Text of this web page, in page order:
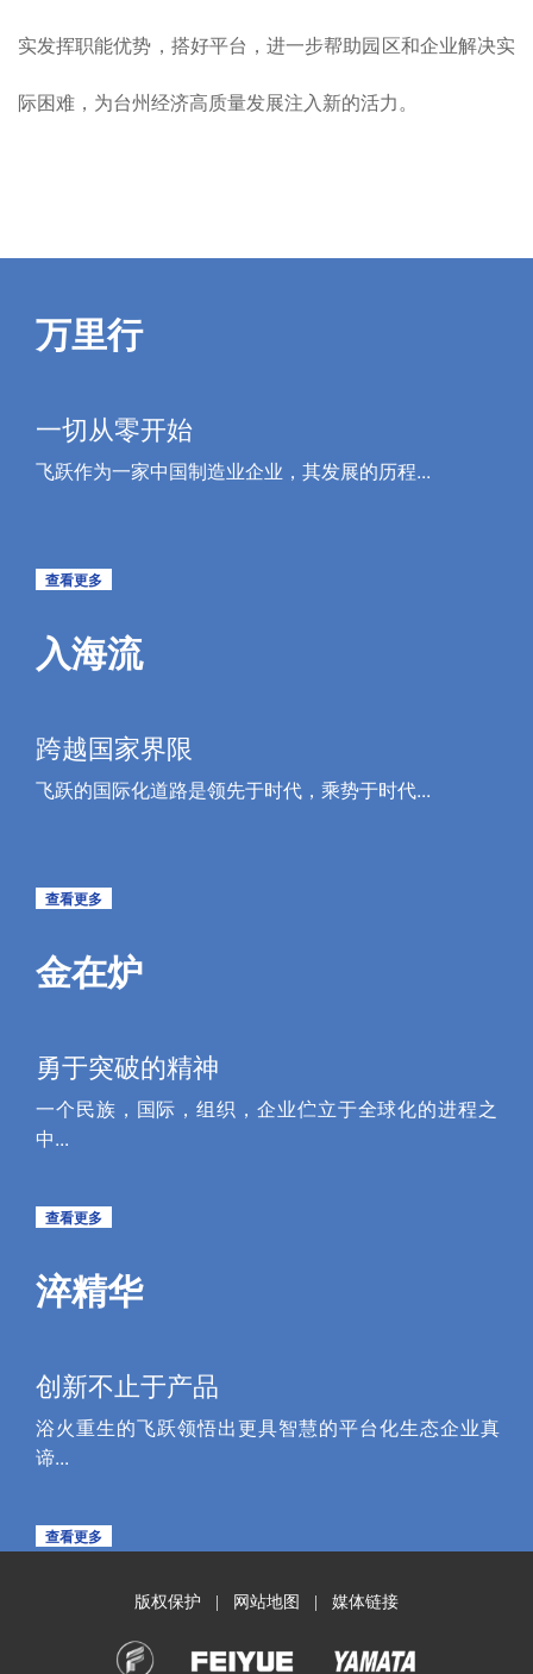
实发挥职能优势，搭好平台，进一步帮助园区和企业解决实
际困难，为台州经济高质量发展注入新的活力。
万里行
一切从零开始
飞跃作为一家中国制造业企业，其发展的历程...
查看更多
入海流
跨越国家界限
飞跃的国际化道路是领先于时代，乘势于时代...
查看更多
金在炉
勇于突破的精神
一个民族，国际，组织，企业伫立于全球化的进程之
中...
查看更多
淬精华
创新不止于产品
浴火重生的飞跃领悟出更具智慧的平台化生态企业真
谛...
查看更多
版权保护 网站地图 媒体链接